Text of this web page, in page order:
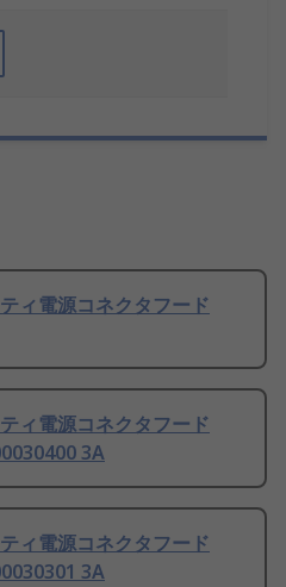
ィ電源コネクタフード
ィ電源コネクタフード
3A
ィ電源コネクタフード
3A